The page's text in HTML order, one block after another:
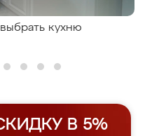
кухню
В 5%